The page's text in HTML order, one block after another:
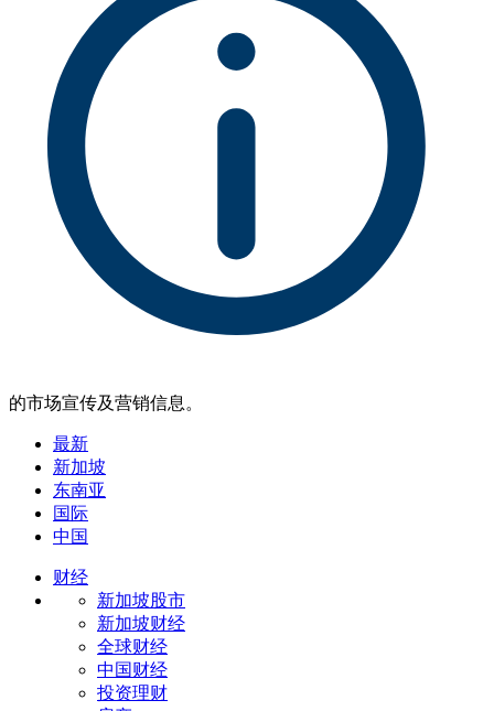
的市场宣传及营销信息。
最新
新加坡
东南亚
国际
中国
财经
新加坡股市
新加坡财经
全球财经
中国财经
投资理财